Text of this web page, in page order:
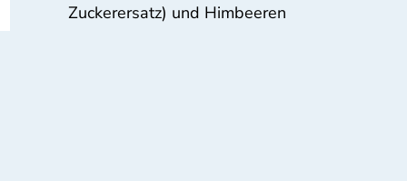
Zuckerersatz) und Himbeeren